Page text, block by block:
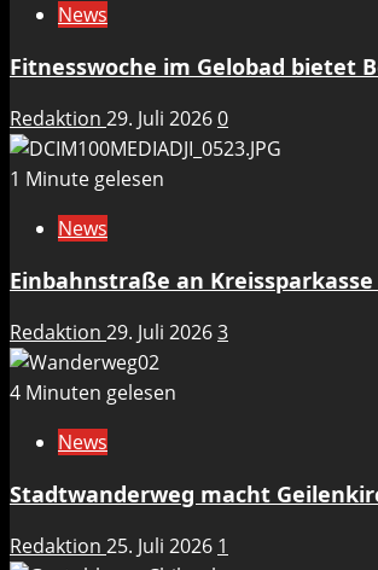
News
Fitnesswoche im Gelobad bietet
Redaktion 29. Juli 20260
1 Minute gelesen
News
Einbahnstraße an
Redaktion 29. Juli 20263
4 Minuten gelesen
News
Stadtwanderweg macht
Redaktion 25. Juli 2026 1